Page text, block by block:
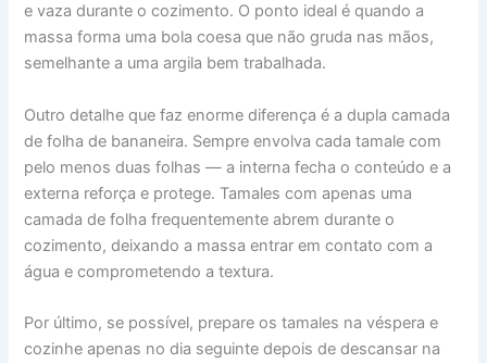
e vaza durante o cozimento. O ponto ideal é quando a
massa forma uma bola coesa que não gruda nas mãos,
semelhante a uma argila bem trabalhada.
Outro detalhe que faz enorme diferença é a dupla camada
de folha de bananeira. Sempre envolva cada tamale com
pelo menos duas folhas — a interna fecha o conteúdo e a
externa reforça e protege. Tamales com apenas uma
camada de folha frequentemente abrem durante o
cozimento, deixando a massa entrar em contato com a
água e comprometendo a textura.
Por último, se possível, prepare os tamales na véspera e
cozinhe apenas no dia seguinte depois de descansar na